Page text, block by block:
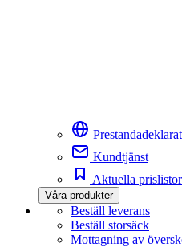
Kundtjänst
Aktuella prislistor
Våra produkter
Beställ leverans
Beställ storsäck
Mottagning av